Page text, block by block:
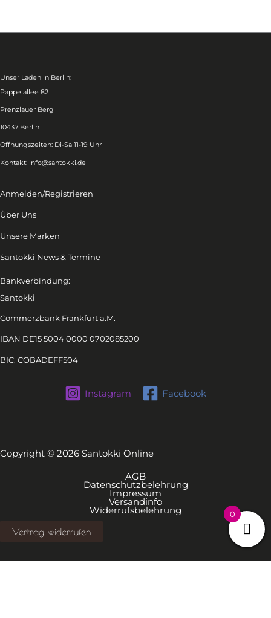
Unser Laden in Berlin:
Pappelallee 82
Prenzlauer Berg
10437 Berlin
Öffnungszeiten: Di-Sa 11-19 Uhr
Kontakt: info@santokki.de
Anmelden/Registrieren
Über Uns
Unsere Marken
Santokki News & Termine
Bankverbindung:
Santokki
Commerzbank Frankfurt a.M.
IBAN DE15 5004 0000 0702085200
BIC: COBADEFF504
Instagram Facebook
Copyright © 2026 Santokki Online
AGB
Datenschutzbelehrung
Impressum
Versandinfo
Widerrufsbelehrung
Vertrag widerrufen
0